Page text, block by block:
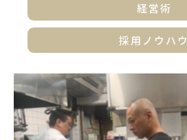
経営術
採用ノウハウ